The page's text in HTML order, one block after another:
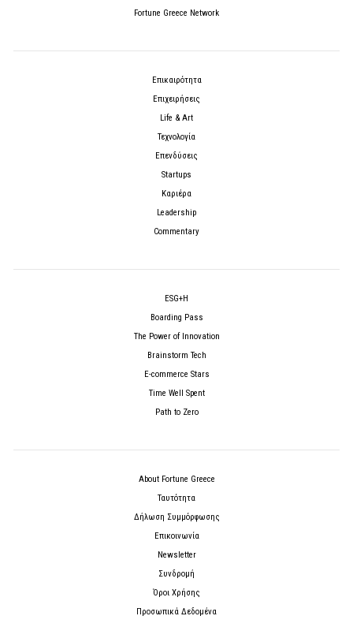
Fortune Greece Network
Επικαιρότητα
Επιχειρήσεις
Life & Art
Τεχνολογία
Επενδύσεις
Startups
Καριέρα
Leadership
Commentary
ESG+H
Boarding Pass
The Power of Innovation
Brainstorm Tech
E-commerce Stars
Time Well Spent
Path to Zero
About Fortune Greece
Ταυτότητα
Δήλωση Συμμόρφωσης
Επικοινωνία
Newsletter
Συνδρομή
Όροι Χρήσης
Προσωπικά Δεδομένα